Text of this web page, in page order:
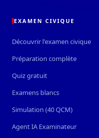
EXAMEN CIVIQUE
Découvrir l'examen civique
Préparation complète
Quiz gratuit
Examens blancs
Simulation (40 QCM)
Agent IA Examinateur